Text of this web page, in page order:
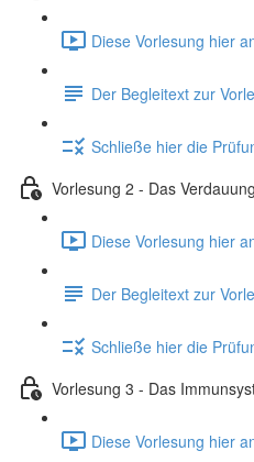
Diese Vorlesung hier
Der Begleitext zur
Schließe hier die
Vorlesung 2 - Das
Diese Vorlesung hier
Der Begleitext zur
Schließe hier die
Vorlesung 3 - Das
Diese Vorlesung hier